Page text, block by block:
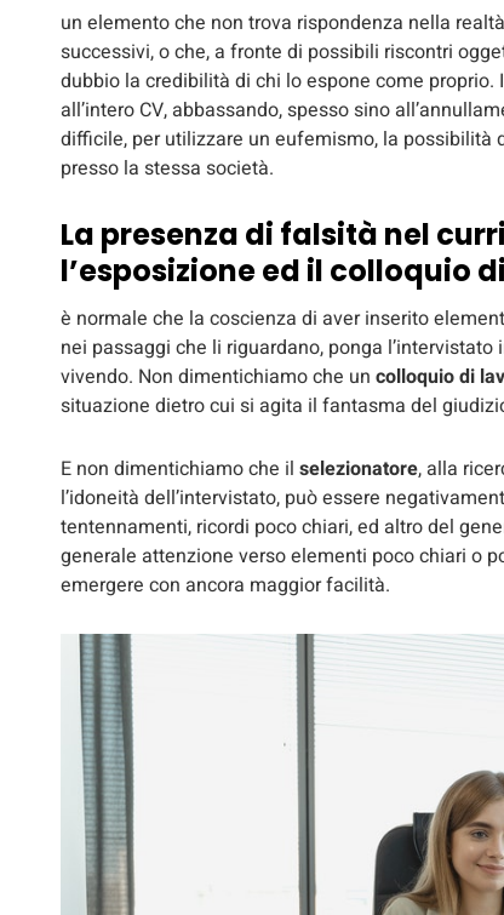
un elemento che non trova rispondenza nella
successivi, o che, a fronte di possibili riscontri
dubbio la credibilità di chi lo espone come
all’intero CV, abbassando, spesso sino
difficile, per utilizzare un eufemismo, la
presso la stessa società.
La presenza di falsità nel
l’esposizione ed il colloquio
è normale che la coscienza di aver inserito
nei passaggi che li riguardano, ponga l’intervistato
vivendo. Non dimentichiamo che un colloquio di
situazione dietro cui si agita il fantasma del
E non dimentichiamo che il selezionatore, alla
l’idoneità dell’intervistato, può essere
tentennamenti, ricordi poco chiari, ed altro del
generale attenzione verso elementi poco chiari o
emergere con ancora maggior facilità.